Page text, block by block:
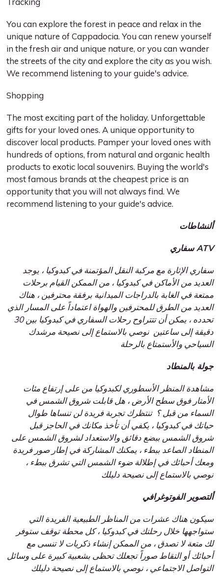
You can explore the forest in peace and relax in the
unique nature of Cappadocia. You can renew yourself
in the fresh air and unique nature, or you can wander
the streets of the city and explore the city as you wish.
We recommend listening to your guide's advice.
Shopping
The most exciting part of the holiday. Unforgettable
gifts for your loved ones. A unique opportunity to
discover local products. Pamper your loved ones with
hundreds of options, from natural and organic health
products to exotic local souvenirs. Buying the world's
most famous brands at the cheapest price is an
opportunity that you will not always find. We
recommend listening to your guide's advice.
ألنشاطات
سفاري ATV
العديد من الأماكن في كبدوكيا ، من الممكن القيام برحلات
ممتعة في الغابة بالدراجات الميدانية برفقة محترفين ، هناك
العديد من الطرق للمحترفين والهواة اعتماداً على المسار الذي
تحدده ، يمكن أن تتتراوح رحلات السفاري في كبدوكيا بين 30
دقيقة إلى ساعتين نوصي بالاستماع إلى نصيحة مرشدك
السياحي والأستمتاع بالرحلة
جولة بالمنطاد
الأمتار فوق سطح الأرض ، هل قابلت شروق الشمس في
السماء من قبل ؟ تنتظرك تجربة فريدة لن تنساها طوال
حياتك في كبدوكيا ، يكفي أن تأخذ مكانك في الحاجز قبل
شروق الشمس ببضع دقائق والاستعداد لشروق الشمس على
المنطاد الصاعد ببطء ، يمكنك المشاركة في إطار صور فريدة
ومعك أحبائك في إطلالة ضوء الشمس التي تشرق ببطء ،
نوصي بالاستماع إلى نصيحة دليلك
ألتصوير الفوتوغرافي
ستواجهها خلال رحلتك في كبدوكيا ، كل محطة توقف ستوفر
لك متعة لا تصدق ، من الممكن إنشاء ذكريات لا تنسى مع
أحبائك أو التقاط صوراً تجعلك تحظى بشعبية كبيرة على وسائل
التواصل الاجتماعي ، نوصي بالاستماع إلى نصيحة دليلك